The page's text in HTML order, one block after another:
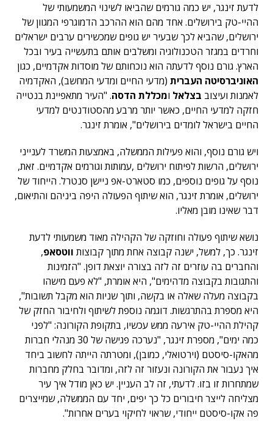
לדעת זינגר, יש כמה גורמים שהביאו לשינוי המשמעותי של
ההיי-טק בירושלים. אחד מהם הוא ההרכב הדמוגרפי המגוון של
ירושלים, שהביא לכך שבעיר יש גופים שמכשירים ערבים ישראלים
וחרדים במגזר הטכנולוגיה ומשלבים אותם בתעשייה בעיר ובכל
הארץ. גורם נוסף לדעתה הוא נוכחותם של מוסדות אקדמיים, כגון
האוניברסיטה העברית (מדעי החיים ומדעי המחשב), האקדמיה
לאמנות ועיצוב בצלאל ומכללת הדסה. "העיר מתאפיינת בנטייה
חזקה למדעי החיים, כאשר יותר מרבע מהסטודנטים למדעי
החיים בישראל לומדים בירושלים", אומרת זינגר.
ויש גורם נוסף, והוא פעילות הממשלה, באמצעות המשרד לענייני
ירושלים, הרשות לפיתוח ירושלים ,עמותות וגורמים אקדמיים. זאת,
נוסף על גופים נוספים, כמו סטארט-אפ ניישן סנטרל. הייחוד של
ירושלים, אומרת זינגר, הוא שיתוף הפעולה היפה ביניהם והתיאום,
דבר שאינו מובן מאליו.
נושא שיתוף פעולה וחוזקה של הקהילה מאוד משמעותי לדעת
זינגר. כך, למשל, ישנה קבוצה אחת מתוך קבוצות ווטסאפ,
והחברים בה עוזרים זה לזה בצורה יוצאת דופן. "הזמינות
והתגובות בקבוצה מדהימים", היא אומרת, "לא פעם מישהו
בקבוצה מעלה שאלה או בקשה, ותוך שניות הוא מקבל תשובות",
היא מספרת בהתרגשות. דוגמה נוספת לשיתוף ולחיבור החזק של
קהילת ההיי-טק אירעה ממש עכשיו, בתקופת הקורונה: "לפני
כמה ימים", מספרת זינגר, "נערכה פגישה של 30 מנהלי חברות
מהאקו-סיסטם (וירטואלי, כמובן), ומטרתה הייתה לחשוב ביחד
איך נעבור את הקורונה ונעזור זה לזה, ומדובר בחלק מחברות
שמתחרות זו בזו. לדעתי, זה לב העניין. יש כאן מודל איך עיר
מצליחה לייצר חיבורים כל כך יפים, יחד עם הממשלה, שמייצרים
פה אקו-סיסטם ייחודי, שראוי לחיקוי בערים אחרות".